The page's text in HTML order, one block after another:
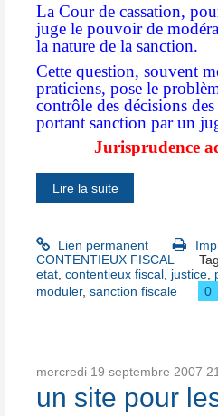
La Cour de cassation,
juge le pouvoir de
la nature de la sanction.
Cette question, souvent
praticiens, pose le
contrôle des décisions
portant sanction par un
Jurisprudence
Lire la suite
Lien permanent
CONTENTIEUX FISCAL
etat contentieux fiscal justice
moduler, sanction fiscale 0
mercredi 19 septembre 2007
un site pour